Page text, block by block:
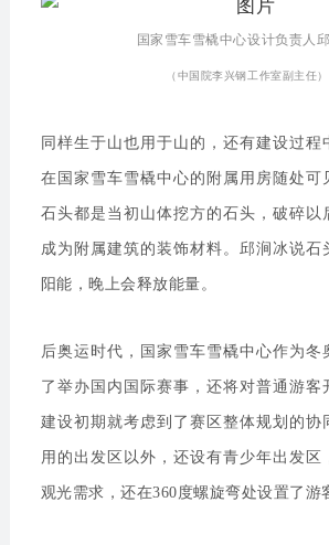
国家雪车雪橇中心设计负责人
（中国院李兴钢工作室副主任）
同样生于山也用于山的，还有建设过程
在国家雪车雪橇中心的附属用房随处可
石头都是当初山体挖方的石头，破碎以
成为附属建筑的装饰材料。邱涧冰说石
阳能，晚上会释放能量。
后奥运时代，国家雪车雪橇中心作为冬
了举办国内国际赛事，还将对普通游客
建设初期就考虑到了赛区整体规划的协
用的出发区以外，还设有青少年出发区
观光需求，还在360度螺旋弯处设置了游